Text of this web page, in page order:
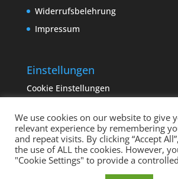
Widerrufsbelehrung
Impressum
Einstellungen
Cookie Einstellungen
We use cookies on our website to give
relevant experience by remembering
and repeat visits. By clicking “Accept
the use of ALL the cookies. However,
"Cookie Settings" to provide a